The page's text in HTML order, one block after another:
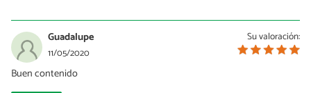
11/03/2021
:) :)
Su valoración:
Guadalupe
11/05/2020
Buen contenido